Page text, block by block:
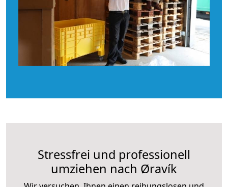
Stressfrei und professionell
umziehen nach Øravík